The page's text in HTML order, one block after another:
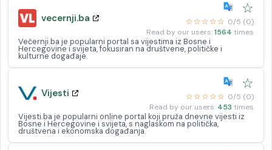
vecernji.ba
☆
☆☆☆☆☆ 0/5 (0)
Read by our users:1564 times
Večernji.ba je popularni portal sa vijestima iz Bosne i
Hercegovine i svijeta, fokusiran na društvene, političke i
kulturne događaje.
Vijesti
☆
☆☆☆☆☆ 0/5 (0)
Read by our users: 453 times
Vijesti.ba je popularni online portal koji pruža dnevne vijesti iz
Bosne i Hercegovine i svijeta, s naglaskom na politička,
društvena i ekonomska događanja.